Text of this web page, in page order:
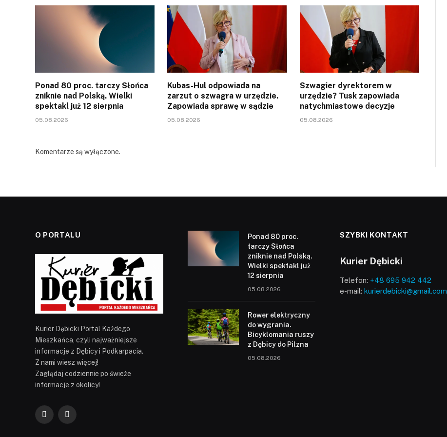
Ponad 80 proc. tarczy Słońca
zniknie nad Polską. Wielki
spektakl już 12 sierpnia
05.08.2026
Kubas-Hul odpowiada na
zarzut o szwagra w urzędzie.
Zapowiada sprawę w sądzie
05.08.2026
Szwagier dyrektorem w
urzędzie? Tusk zapowiada
natychmiastowe decyzje
05.08.2026
Komentarze są wyłączone.
O PORTALU
Kurier Dębicki Portal Każdego
Mieszkańca, czyli najważniejsze
informacje z Dębicy i Podkarpacia.
Z nami wiesz więcej!
Zaglądaj codziennie po świeże
informacje z okolicy!
FacebookYouTube
Ponad 80 proc.
tarczy Słońca
zniknie nad Polską.
Wielki spektakl już
12 sierpnia
05.08.2026
Rower elektryczny
do wygrania.
Bicyklomania ruszy
z Dębicy do Pilzna
05.08.2026
SZYBKI KONTAKT
Kurier Dębicki
Telefon: +48 695 942 442
e-mail: kurierdebicki@gmail.com